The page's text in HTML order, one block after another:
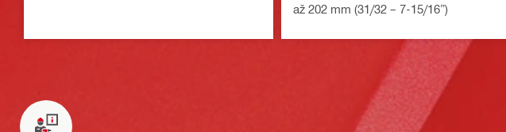
až 202 mm (31/32 – 7-15/16”)